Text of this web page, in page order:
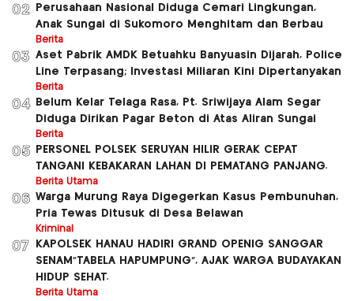
02
Perusahaan Nasional Diduga Cemari Lingkungan,
Anak Sungai di Sukomoro Menghitam dan Berbau
Berita
03 Aset Pabrik AMDK Betuahku Banyuasin Dijarah, Police
Line Terpasang; Investasi Miliaran Kini Dipertanyakan
Berita
04
Belum Kelar Telaga Rasa, Pt. Sriwijaya Alam Segar
Diduga Dirikan Pagar Beton di Atas Aliran Sungai
Berita
05
PERSONEL POLSEK SERUYAN HILIR GERAK CEPAT
TANGANI KEBAKARAN LAHAN DI PEMATANG PANJANG.
Berita Utama
06 Warga Murung Raya Digegerkan Kasus Pembunuhan,
Pria Tewas Ditusuk di Desa Belawan
Kriminal
07
KAPOLSEK HANAU HADIRI GRAND OPENIG SANGGAR
SENAM”TABELA HAPUMPUNG”, AJAK WARGA BUDAYAKAN
HIDUP SEHAT.
Berita Utama